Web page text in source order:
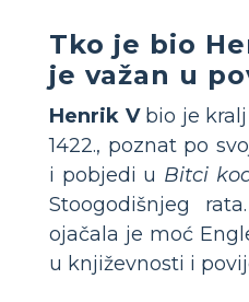
Tko je bio
je važan u
Henrik Vbio je kralj
1422., poznat po
i pobjedi u Bitci
Stoogodišnjeg
ojačala je moć
u književnosti i